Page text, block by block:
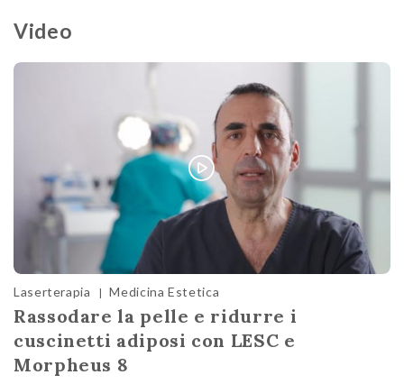
Video
Laserterapia | Medicina Estetica
Rassodare la pelle e ridurre i
cuscinetti adiposi con LESC e
Morpheus 8